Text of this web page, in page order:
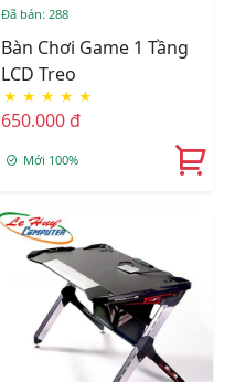
Đã bán: 288
Bàn Chơi Game 1 Tầng
LCD Treo
★ ★ ★ ★ ★
650.000 đ
Mới 100%